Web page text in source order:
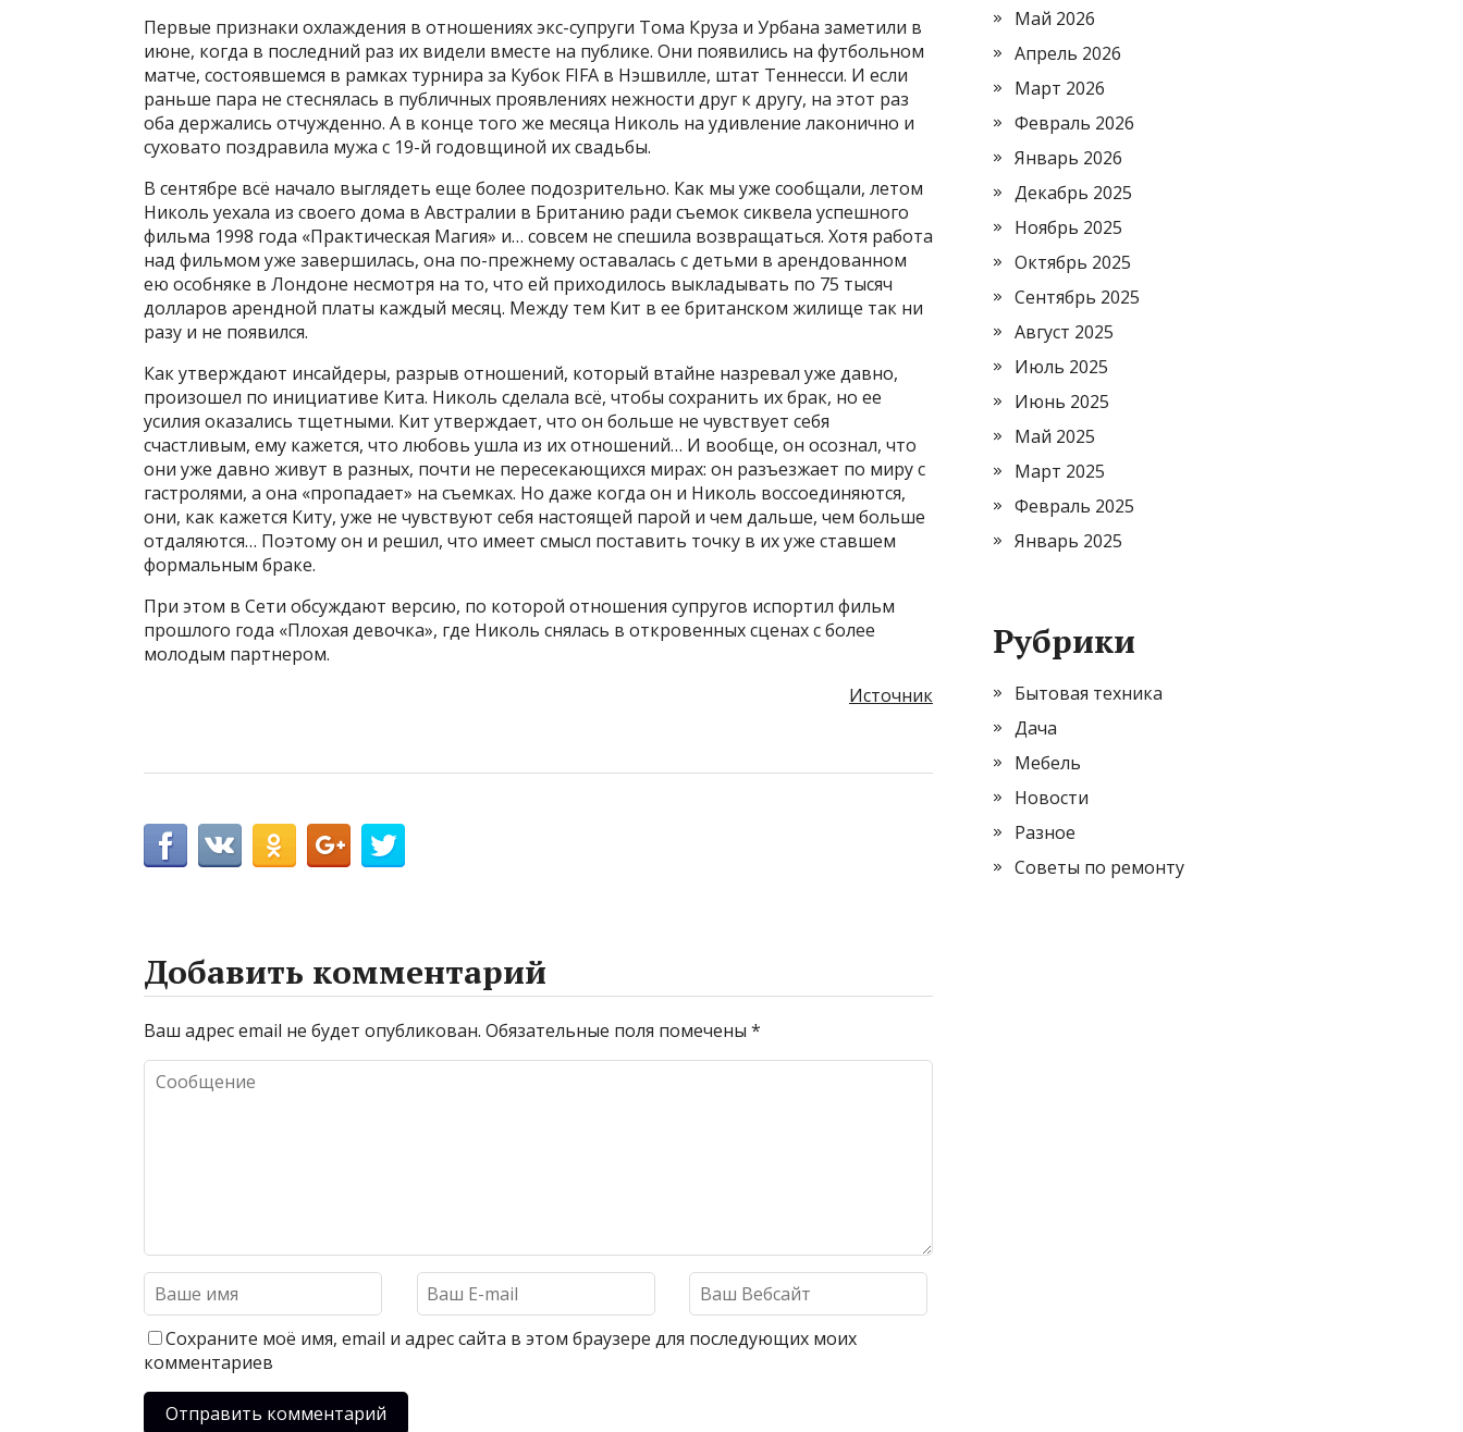
Первые признаки охлаждения в отношениях экс-супруги Тома Круза и Урбана заметили в
июне, когда в последний раз их видели вместе на публике. Они появились на футбольном
матче, состоявшемся в рамках турнира за Кубок FIFA в Нэшвилле, штат Теннесси. И если
раньше пара не стеснялась в публичных проявлениях нежности друг к другу, на этот раз
оба держались отчужденно. А в конце того же месяца Николь на удивление лаконично и
суховато поздравила мужа с 19-й годовщиной их свадьбы.
В сентябре всё начало выглядеть еще более подозрительно. Как мы уже сообщали, летом
Николь уехала из своего дома в Австралии в Британию ради съемок сиквела успешного
фильма 1998 года «Практическая Магия» и… совсем не спешила возвращаться. Хотя работа
над фильмом уже завершилась, она по-прежнему оставалась с детьми в арендованном
ею особняке в Лондоне несмотря на то, что ей приходилось выкладывать по 75 тысяч
долларов арендной платы каждый месяц. Между тем Кит в ее британском жилище так ни
разу и не появился.
Как утверждают инсайдеры, разрыв отношений, который втайне назревал уже давно,
произошел по инициативе Кита. Николь сделала всё, чтобы сохранить их брак, но ее
усилия оказались тщетными. Кит утверждает, что он больше не чувствует себя
счастливым, ему кажется, что любовь ушла из их отношений… И вообще, он осознал, что
они уже давно живут в разных, почти не пересекающихся мирах: он разъезжает по миру с
гастролями, а она «пропадает» на съемках. Но даже когда он и Николь воссоединяются,
они, как кажется Киту, уже не чувствуют себя настоящей парой и чем дальше, чем больше
отдаляются… Поэтому он и решил, что имеет смысл поставить точку в их уже ставшем
формальным браке.
При этом в Сети обсуждают версию, по которой отношения супругов испортил фильм
прошлого года «Плохая девочка», где Николь снялась в откровенных сценах с более
молодым партнером.
Источник
Добавить комментарий
Ваш адрес email не будет опубликован. Обязательные поля помечены *
Сохраните моё имя, email и адрес сайта в этом браузере для последующих моих
комментариев
Май 2026
Апрель 2026
Март 2026
Февраль 2026
Январь 2026
Декабрь 2025
Ноябрь 2025
Октябрь 2025
Сентябрь 2025
Август 2025
Июль 2025
Июнь 2025
Май 2025
Март 2025
Февраль 2025
Январь 2025
Рубрики
Бытовая техника
Дача
Мебель
Новости
Разное
Советы по ремонту